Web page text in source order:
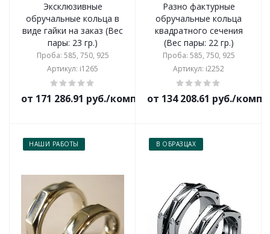
Эксклюзивные
обручальные кольца в
виде гайки на заказ (Вес
пары: 23 гр.)
Проба: 585, 750, 925
Артикул: i1265
от 171 286.91 руб./комплект
Разно фактурные
обручальные кольца
квадратного сечения
(Вес пары: 22 гр.)
Проба: 585, 750, 925
Артикул: i2252
от 134 208.61 руб./
НАШИ РАБОТЫ В ОБРАЗЦАХ